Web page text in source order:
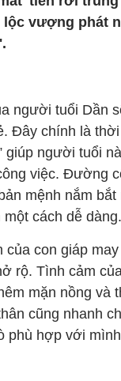
lộc vượng phát
người tuổi Dần
Đây chính là
giúp người tuổi
việc. Đường
mệnh nắm bắt
cách dễ dàng.
của con giáp
rộ. Tình cảm
mặn nồng và
cũng nhanh
phù hợp với